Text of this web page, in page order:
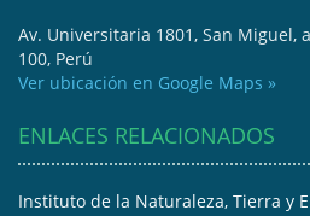
Av. Universitaria 1801, San Miguel,
100, Perú
Ver ubicación en Google Maps »
ENLACES RELACIONADOS
Instituto de la Naturaleza, Tierra y